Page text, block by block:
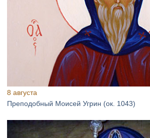
8 августа
Преподобный Моисей Угрин (ок. 1043)